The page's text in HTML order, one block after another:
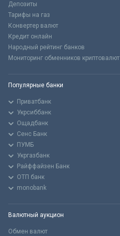
Депозиты
Тарифы на газ
Конвертер валют
Кредит онлайн
Народный рейтинг банков
Мониторинг обменников криптовалют
Популярные банки
Приватбанк
Укрсиббанк
Ощадбанк
Сенс Банк
ПУМБ
Укргазбанк
Райффайзен Банк
ОТП банк
monobank
Валютный аукцион
Обмен валют